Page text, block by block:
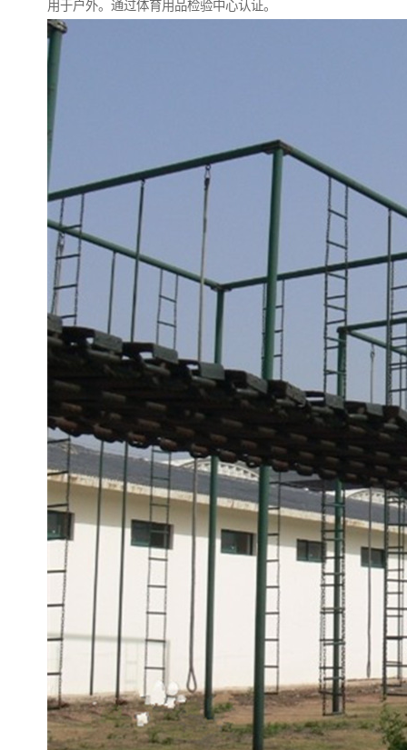
用于户外。通过体育用品检验中心认证。